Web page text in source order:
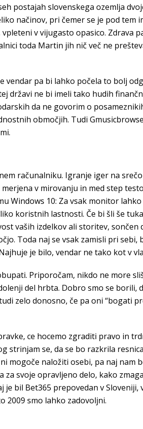
postajah slovenskega ozemlja
načinov, pri čemer se je pod tem
v vijugasto opasico. Zdrava
toda Martin jih nič več ne
vendar pa bi lahko počela to bolj
državi ne bi imeli tako hudih
da ne govorim o
območjih. Tudi
računalniku. Igranje iger na
v mirovanju in med step
Windows 10: Za vsak monitor
koristnih lastnosti. Če bi šli še
vaših izdelkov ali storitev, sončen
Toda naj se vsak zamisli pri sebi,
je bilo, vendar ne tako kot v
Priporočam, nikdo ne more
del hrbta. Dobro smo se borili,
zelo donosno, če pa oni “bogati
ce hocemo zgraditi pravo in
strinjam se, da se bo razkrila
naložiti osebi, pa naj nam
svoje opravljeno delo, kako
bil Bet365 prepovedan v Sloveniji,
2009 smo lahko zadovoljni.